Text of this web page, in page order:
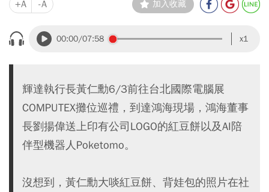
+A -A 加入收藏
00:00/07:58 x1
輝達執行長黃仁勳6/3前往台北國際電腦展
COMPUTEX攤位巡禮，到達鴻海現場，鴻海董事
長劉揚偉送上印有公司LOGO的紅豆餅以及AI陪
伴型機器人Poketomo。
沒想到，黃仁勳大啖紅豆餅、背娃包的照片在社